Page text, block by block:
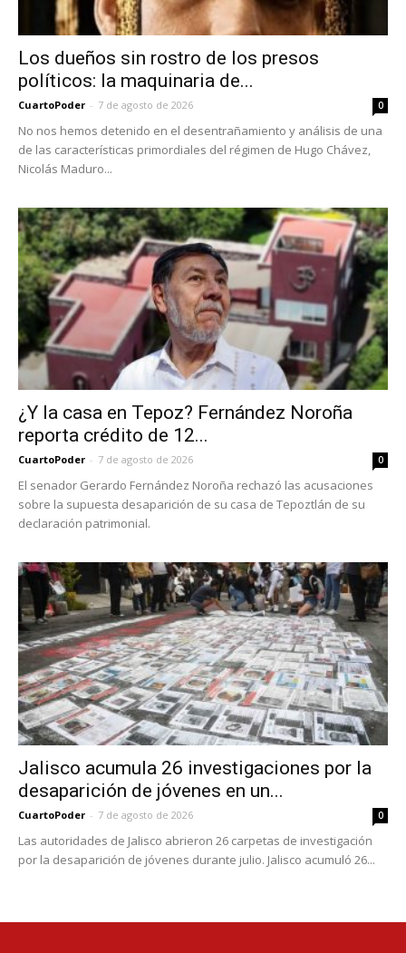
Los dueños sin rostro de los presos
políticos: la maquinaria de...
CuartoPoder - 7 de agosto de 2026 0
No nos hemos detenido en el desentrañamiento y análisis de una
de las características primordiales del régimen de Hugo Chávez,
Nicolás Maduro...
¿Y la casa en Tepoz? Fernández Noroña
reporta crédito de 12...
CuartoPoder - 7 de agosto de 2026 0
El senador Gerardo Fernández Noroña rechazó las acusaciones
sobre la supuesta desaparición de su casa de Tepoztlán de su
declaración patrimonial.
Jalisco acumula 26 investigaciones por la
desaparición de jóvenes en un...
CuartoPoder - 7 de agosto de 2026 0
Las autoridades de Jalisco abrieron 26 carpetas de investigación
por la desaparición de jóvenes durante julio. Jalisco acumuló 26...